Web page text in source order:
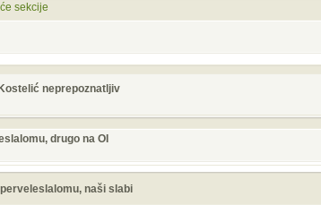
sekcije
neprepoznatljiv
drugo na OI
naši slabi